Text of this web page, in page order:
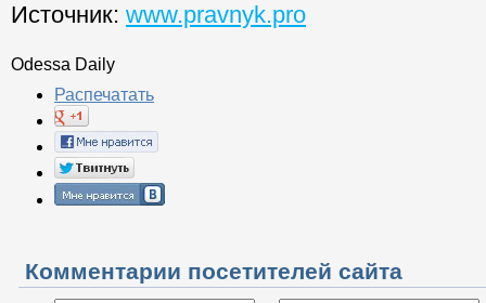
Источник: www.pravnyk.pro
Odessa Daily
Распечатать
Комментарии посетителей сайта